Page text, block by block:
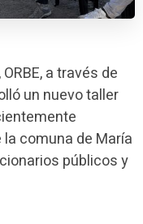
a través de
un nuevo taller
comuna de María
públicos y